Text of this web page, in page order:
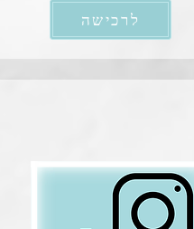
לרכישה